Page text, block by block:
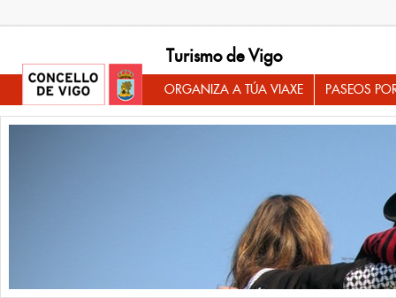
Turismo de Vigo
ORGANIZA A TÚA VIAXE PASEOS